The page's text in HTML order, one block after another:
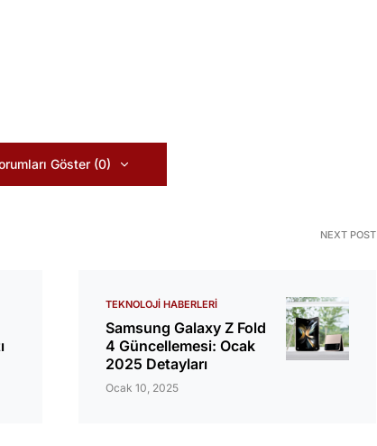
Göster (0)
NEXT POST
TEKNOLOJI HABERLERI
Samsung Galaxy Z Fold
4 Güncellemesi: Ocak
2025 Detayları
Ocak 10, 2025